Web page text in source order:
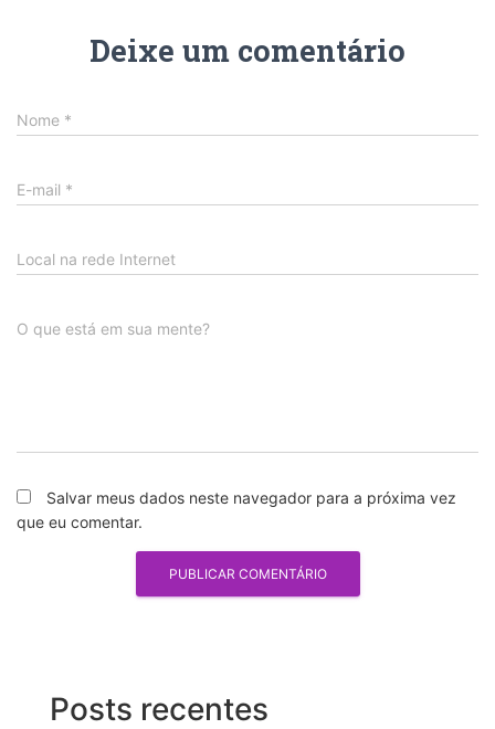
Deixe um comentário
Nome *
E-mail *
Local na rede Internet
O que está em sua mente?
Salvar meus dados neste navegador para a próxima vez
que eu comentar.
Posts recentes